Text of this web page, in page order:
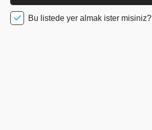
Bu listede yer almak ister misiniz?